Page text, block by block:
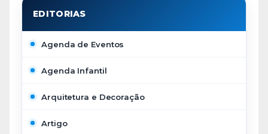
Agenda de Eventos
Agenda Infantil
Arquitetura e Decoração
Artigo